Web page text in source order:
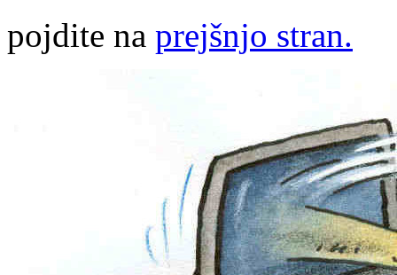
pojdite na prejšnjo stran.